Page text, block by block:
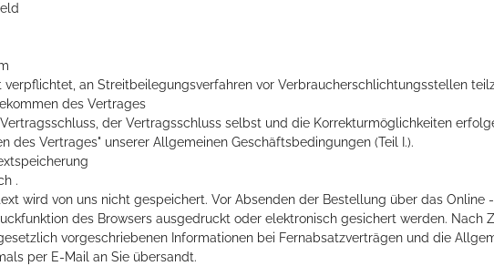
an Streitbeilegungsverfahren vor Verbraucherschlichtungsstellen
des Vertrages
der Vertragsschluss selbst und die Korrekturmöglichkeiten
des Vertrages" unserer Allgemeinen Geschäftsbedingungen (Teil I.).
.
wird von uns nicht gespeichert. Vor Absenden der Bestellung über das Online
des Browsers ausgedruckt oder elektronisch gesichert werden. Nach
vorgeschriebenen Informationen bei Fernabsatzverträgen und die
per E-Mail an Sie übersandt.